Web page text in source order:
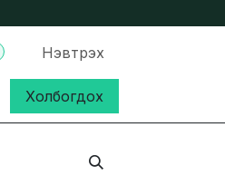
Нэвтрэх
Холбогдох